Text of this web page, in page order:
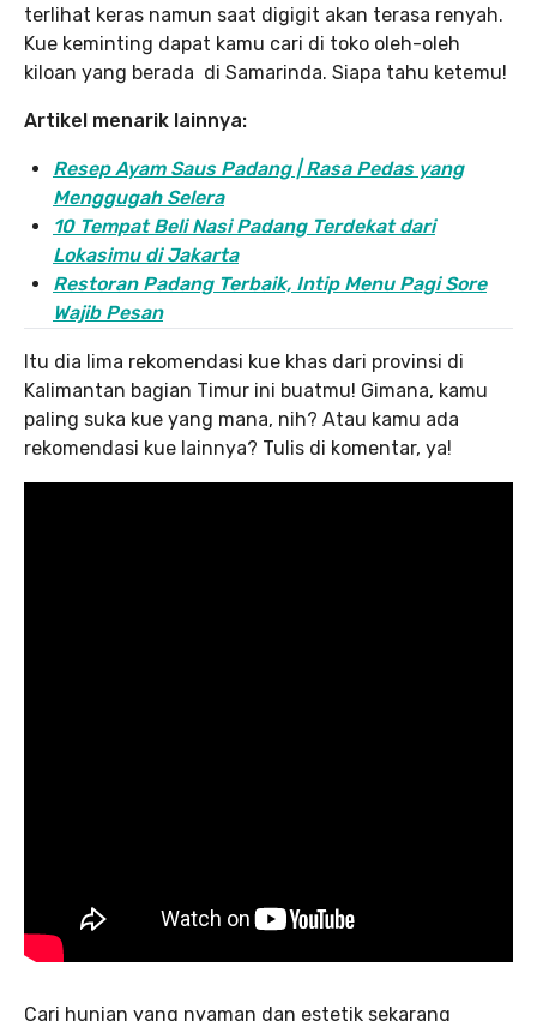
terlihat keras namun saat digigit akan terasa renyah.
Kue keminting dapat kamu cari di toko oleh-oleh
kiloan yang berada di Samarinda. Siapa tahu ketemu!
Artikel menarik lainnya:
Resep Ayam Saus Padang | Rasa Pedas yang
Menggugah Selera
10 Tempat Beli Nasi Padang Terdekat dari
Lokasimu di Jakarta
Restoran Padang Terbaik, Intip Menu Pagi Sore
Wajib Pesan
Itu dia lima rekomendasi kue khas dari provinsi di
Kalimantan bagian Timur ini buatmu! Gimana, kamu
paling suka kue yang mana, nih? Atau kamu ada
rekomendasi kue lainnya? Tulis di komentar, ya!
Cari hunian yang nyaman dan estetik sekarang